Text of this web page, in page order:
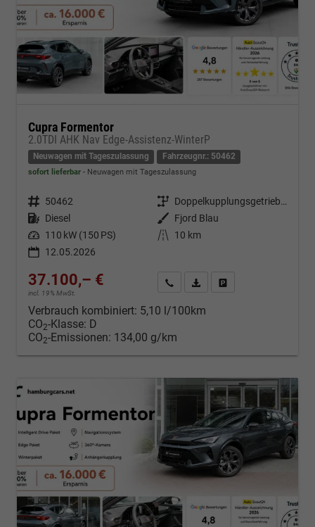
Cupra Formentor
2.0TDI AHK Nav Edge-Assistenz-WinterP
Neuwagen mit Tageszulassung Fahrzeugnr.: 50462
sofort lieferbar Neuwagen mit Tageszulassung
Fahrzeugnr. 50462 Getriebe
Doppelkupplungsgetriebe (DSG)
Kraftstoff Diesel Außenfarbe
Fjord Blau
Leistung 110 kW (150 PS) Kilometerstand
10 km
12.05.2026
37.100,– €
incl. 19% MwSt.
Kontakt & Angebot anfordern
PDF-Datei, Fahrzeugexposé
Verbrauch kombiniert: 5,10 l/100km
CO2-Klasse: D
CO2-Emissionen: 134,00 g/km